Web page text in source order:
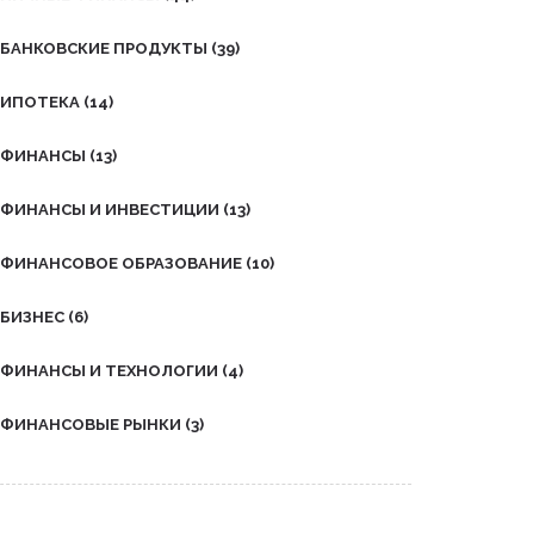
БАНКОВСКИЕ ПРОДУКТЫ (39)
ИПОТЕКА (14)
ФИНАНСЫ (13)
ФИНАНСЫ И ИНВЕСТИЦИИ (13)
ФИНАНСОВОЕ ОБРАЗОВАНИЕ (10)
БИЗНЕС (6)
ФИНАНСЫ И ТЕХНОЛОГИИ (4)
ФИНАНСОВЫЕ РЫНКИ (3)